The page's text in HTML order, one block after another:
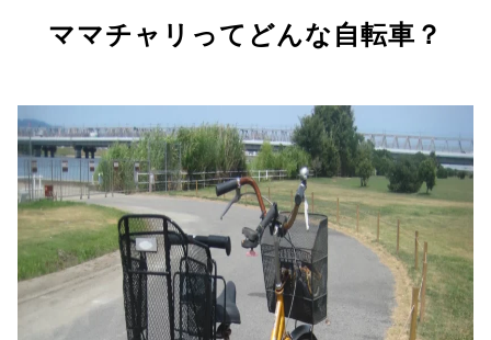
ママチャリってどんな自転車？